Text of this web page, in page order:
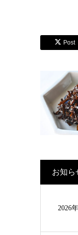
Post
お知ら
2026